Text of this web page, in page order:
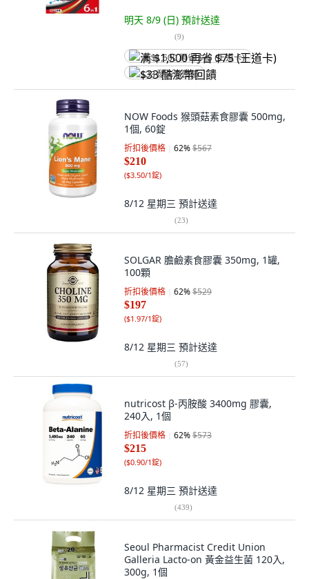
明天 8/9 (日) 預計送達
(9)
满 $1,500 再省 $75 (王道卡)
$33 酷澎幣回饋
NOW Foods 猴頭菇素食膠囊 500mg,
1個, 60錠
折扣後價格 62%$567
$210
($3.50/1錠)
8/12 星期三 預計送達
(23)
SOLGAR 膽鹼素食膠囊 350mg, 1罐,
100顆
折扣後價格 62%$529
$197
($1.97/1錠)
8/12 星期三 預計送達
(57)
nutricost β-丙胺酸 3400mg 膠囊,
240入, 1個
折扣後價格 62%$573
$215
($0.90/1錠)
8/12 星期三 預計送達
(439)
Seoul Pharmacist Credit Union
Galleria Lacto-on 黃金益生菌 120入,
300g, 1個